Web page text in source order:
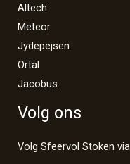
Altech
Meteor
Jydepejsen
Ortal
Jacobus
Volg ons
Volg Sfeervol Stoken via